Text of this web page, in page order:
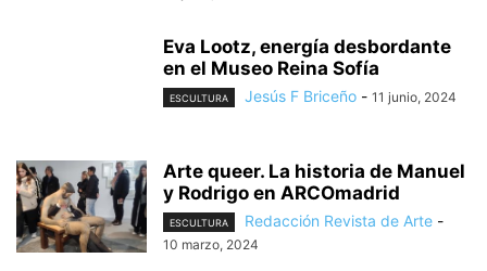
Eva Lootz, energía desbordante
en el Museo Reina Sofía
ESCULTURA Jesús F Briceño - 11 junio, 2024
Arte queer. La historia de Manuel
y Rodrigo en ARCOmadrid
ESCULTURA Redacción Revista de Arte -
10 marzo, 2024